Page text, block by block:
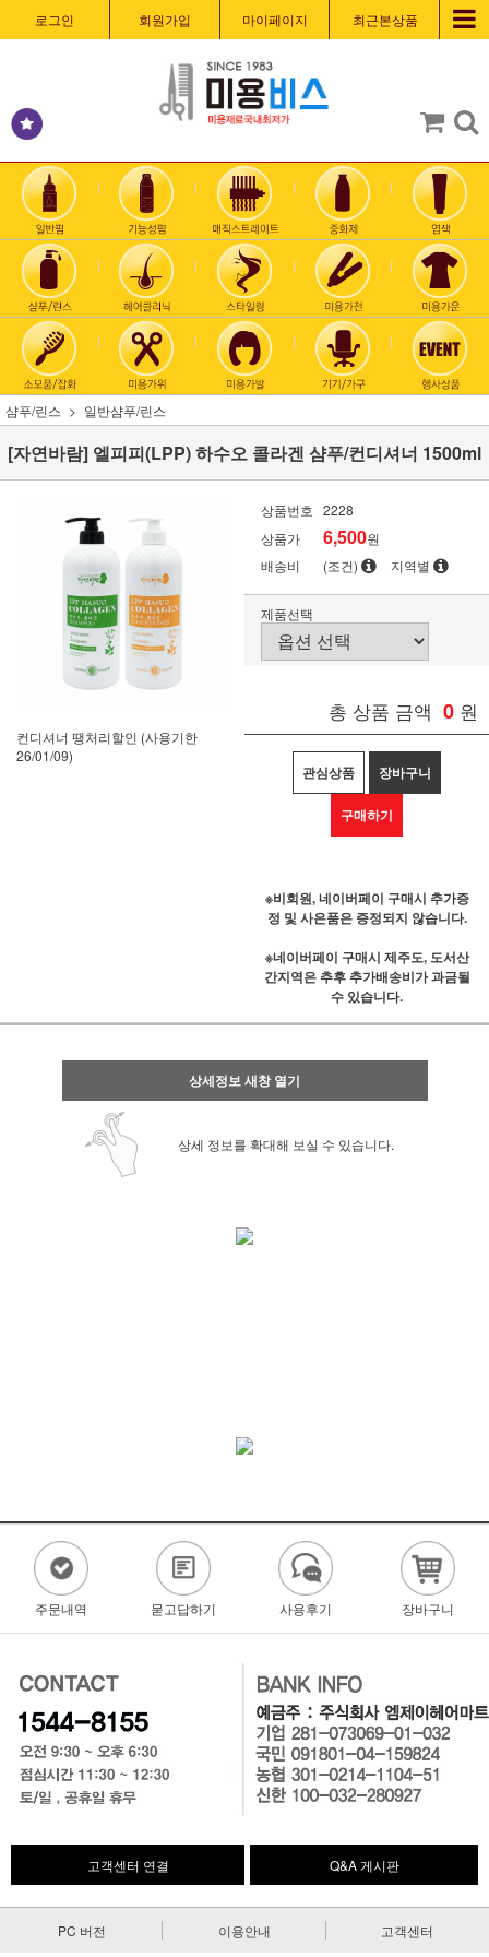
로그인 회원가입 마이페이지 최근본상품
샴푸/린스 일반샴푸/린스
[자연바람] 엘피피(LPP) 하수오 콜라겐 샴푸/컨디셔너 1500ml
컨디셔너 땡처리할인 (사용기한
26/01/09)
상품번호 2228
상품가
6,500원
배송비
(조건) 지역별
제품선택
총 상품 금액 0 원
관심상품 장바구니
구매하기
※비회원, 네이버페이 구매시 추가증
정 및 사은품은 증정되지 않습니다.
※네이버페이 구매시 제주도, 도서산
간지역은 추후 추가배송비가 과금될
수 있습니다.
상세정보 새창 열기
상세 정보를 확대해 보실 수 있습니다.
주문내역 묻고답하기 사용후기 장바구니
고객센터 연결 Q&A 게시판
PC 버전 이용안내 고객센터